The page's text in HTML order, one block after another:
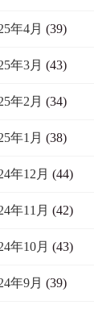
年4月 (39)
年3月 (43)
年2月 (34)
年1月 (38)
年12月 (44)
年11月 (42)
年10月 (43)
年9月 (39)